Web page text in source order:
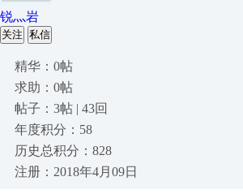
锐灬岩
关注 私信
精华：0帖
求助：0帖
帖子：3帖 | 43回
年度积分：58
历史总积分：828
注册：2018年4月09日